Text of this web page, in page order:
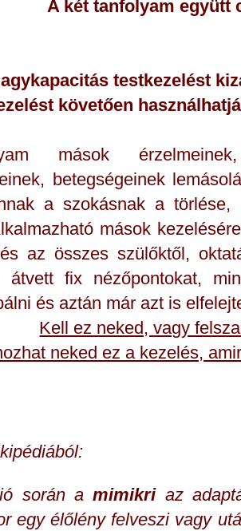
A két tanfolyam együtt
testkezelést
követően
mások
betegségeinek
a szokásnak a törlése,
mások
az összes szülőktől,
átvett fix nézőpontokat,
és aztán már azt is
Kell ez neked, vagy
neked ez a kezelés,
során amimikriaz
egy élőlény felveszi vagy